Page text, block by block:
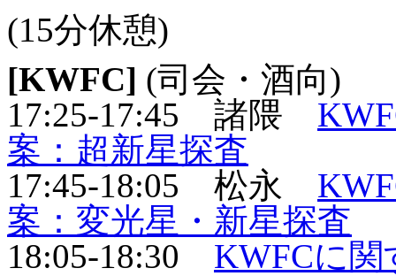
(15分休憩)
[KWFC] (司会・酒向)
17:25-17:45 諸隈
案：超新星探査
17:45-18:05 松永
案：変光星・新星探査
18:05-18:30 KWFCに関